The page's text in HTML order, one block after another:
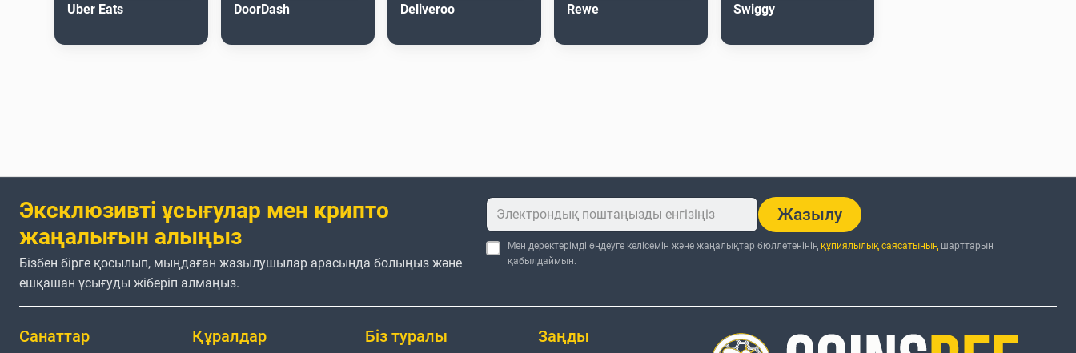
Uber Eats DoorDash Deliveroo Rewe Swiggy
Эксклюзивті ұсығулар мен крипто
жаңалығын алыңыз
Бізбен бірге қосылып, мыңдаған жазылушылар арасында болыңыз және
ешқашан ұсығуды жіберіп алмаңыз.
Жазылу
Мен деректерімді өңдеуге келісемін және жаңалықтар бюллетенінің құпиялылық саясатыныңшарттарын
қабылдаймын.
Санаттар Құралдар Біз туралы Заңды